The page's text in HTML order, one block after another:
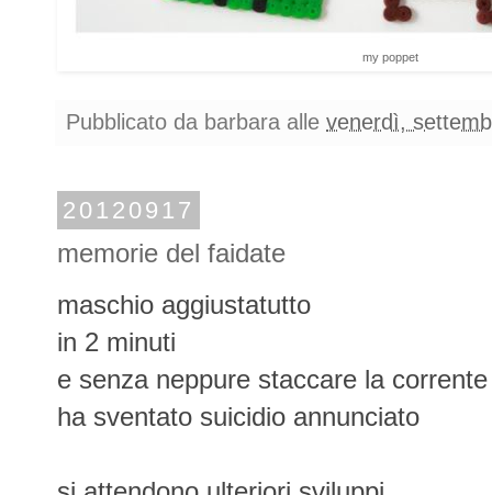
my poppet
Pubblicato da barbara alle venerdì,
20120917
memorie del faidate
maschio aggiustatutto
in 2 minuti
e senza neppure staccare la corrente
ha sventato suicidio annunciato